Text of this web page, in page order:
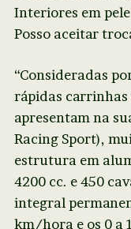
Interiores em
Posso aceitar
“Consideradas
rápidas carrinhas
apresentam na
Racing Sport),
estrutura em
4200 cc. e 450
integral
km/hora e os 0 a